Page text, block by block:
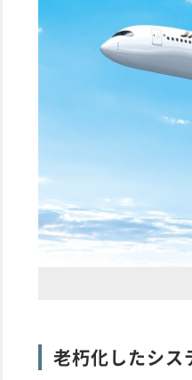
老朽化したシス